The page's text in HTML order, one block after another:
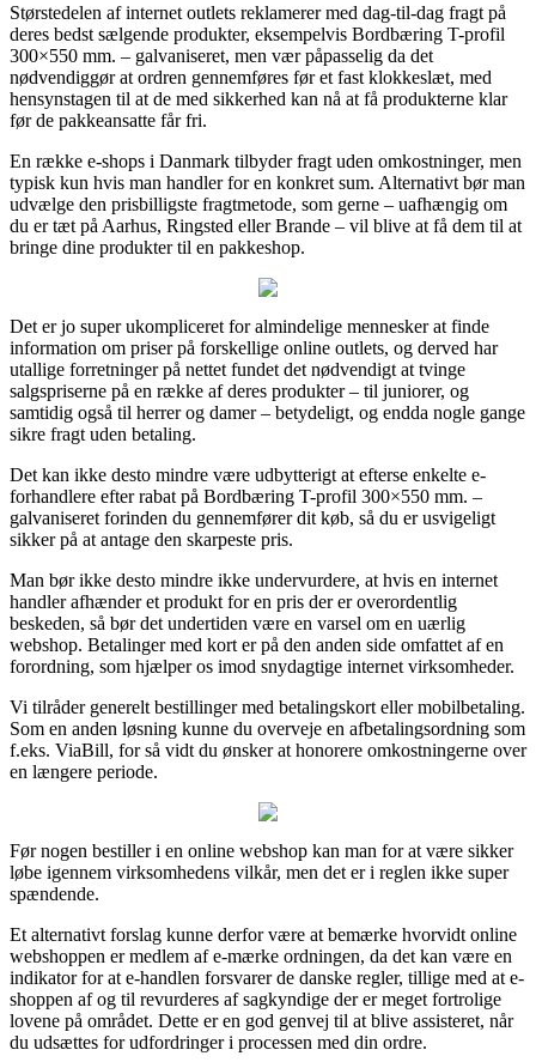
Størstedelen af internet outlets reklamerer med dag-til-dag fragt på
deres bedst sælgende produkter, eksempelvis Bordbæring T-profil
300×550 mm. – galvaniseret, men vær påpasselig da det
nødvendiggør at ordren gennemføres før et fast klokkeslæt, med
hensynstagen til at de med sikkerhed kan nå at få produkterne klar
før de pakkeansatte får fri.
En række e-shops i Danmark tilbyder fragt uden omkostninger, men
typisk kun hvis man handler for en konkret sum. Alternativt bør man
udvælge den prisbilligste fragtmetode, som gerne – uafhængig om
du er tæt på Aarhus, Ringsted eller Brande – vil blive at få dem til at
bringe dine produkter til en pakkeshop.
Det er jo super ukompliceret for almindelige mennesker at finde
information om priser på forskellige online outlets, og derved har
utallige forretninger på nettet fundet det nødvendigt at tvinge
salgspriserne på en række af deres produkter – til juniorer, og
samtidig også til herrer og damer – betydeligt, og endda nogle gange
sikre fragt uden betaling.
Det kan ikke desto mindre være udbytterigt at efterse enkelte e-
forhandlere efter rabat på Bordbæring T-profil 300×550 mm. –
galvaniseret forinden du gennemfører dit køb, så du er usvigeligt
sikker på at antage den skarpeste pris.
Man bør ikke desto mindre ikke undervurdere, at hvis en internet
handler afhænder et produkt for en pris der er overordentlig
beskeden, så bør det undertiden være en varsel om en uærlig
webshop. Betalinger med kort er på den anden side omfattet af en
forordning, som hjælper os imod snydagtige internet virksomheder.
Vi tilråder generelt bestillinger med betalingskort eller mobilbetaling.
Som en anden løsning kunne du overveje en afbetalingsordning som
f.eks. ViaBill, for så vidt du ønsker at honorere omkostningerne over
en længere periode.
Før nogen bestiller i en online webshop kan man for at være sikker
løbe igennem virksomhedens vilkår, men det er i reglen ikke super
spændende.
Et alternativt forslag kunne derfor være at bemærke hvorvidt online
webshoppen er medlem af e-mærke ordningen, da det kan være en
indikator for at e-handlen forsvarer de danske regler, tillige med at e-
shoppen af og til revurderes af sagkyndige der er meget fortrolige
lovene på området. Dette er en god genvej til at blive assisteret, når
du udsættes for udfordringer i processen med din ordre.